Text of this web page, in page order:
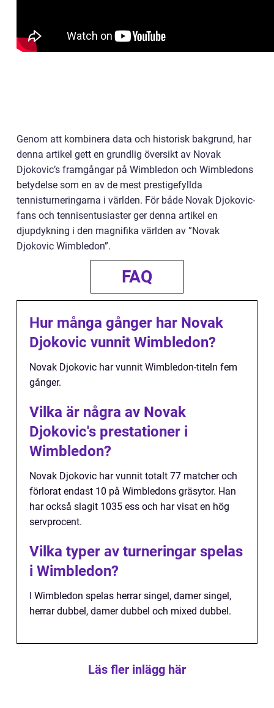
Genom att kombinera data och historisk bakgrund, har
denna artikel gett en grundlig översikt av Novak
Djokovic’s framgångar på Wimbledon och Wimbledons
betydelse som en av de mest prestigefyllda
tennisturneringarna i världen. För både Novak Djokovic-
fans och tennisentusiaster ger denna artikel en
djupdykning i den magnifika världen av ”Novak
Djokovic Wimbledon”.
FAQ
Hur många gånger har Novak
Djokovic vunnit Wimbledon?
Novak Djokovic har vunnit Wimbledon-titeln fem
gånger.
Vilka är några av Novak
Djokovic's prestationer i
Wimbledon?
Novak Djokovic har vunnit totalt 77 matcher och
förlorat endast 10 på Wimbledons gräsytor. Han
har också slagit 1035 ess och har visat en hög
servprocent.
Vilka typer av turneringar spelas
i Wimbledon?
I Wimbledon spelas herrar singel, damer singel,
herrar dubbel, damer dubbel och mixed dubbel.
Läs fler inlägg här